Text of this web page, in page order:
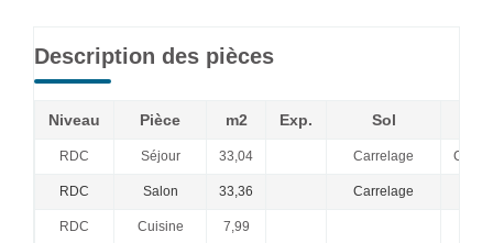
Description des pièces
Niveau Pièce m2 Exp. Sol
RDC Séjour 33,04 Carrelage
RDC Salon 33,36 Carrelage
RDC Cuisine 7,99